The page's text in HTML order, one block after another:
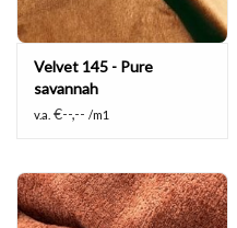
Velvet 145 - Pure
savannah
v.a. €--,-- /m1